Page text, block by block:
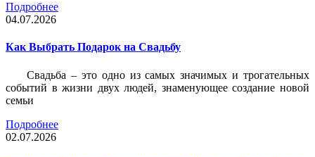
Подробнее
04.07.2026
Как Выбрать Подарок на Свадьбу
Свадьба – это одно из самых значимых и трогательных
событий в жизни двух людей, знаменующее создание новой
семьи
Подробнее
02.07.2026